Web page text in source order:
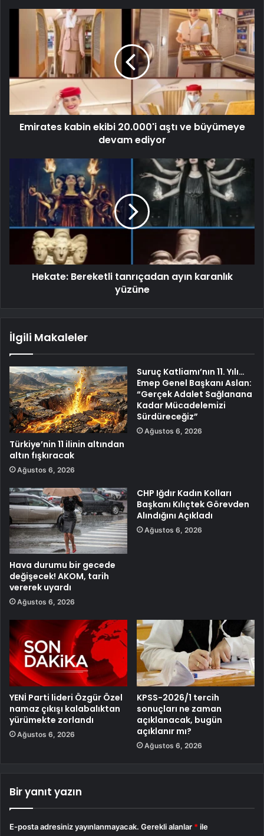
Emirates kabin ekibi 20.000'i aştı ve büyümeye
devam ediyor
Hekate: Bereketli tanrıçadan ayın karanlık
yüzüne
İlgili Makaleler
Türkiye’nin 11 ilinin altından
altın fışkıracak
Ağustos 6, 2026
Suruç Katliamı’nın 11. Yılı…
Emep Genel Başkanı Aslan:
“Gerçek Adalet Sağlanana
Kadar Mücadelemizi
Sürdüreceğiz”
Ağustos 6, 2026
Hava durumu bir gecede
değişecek! AKOM, tarih
vererek uyardı
Ağustos 6, 2026
CHP Iğdır Kadın Kolları
Başkanı Kılıçtek Görevden
Alındığını Açıkladı
Ağustos 6, 2026
YENİ Parti lideri Özgür Özel
namaz çıkışı kalabalıktan
yürümekte zorlandı
Ağustos 6, 2026
KPSS-2026/1 tercih
sonuçları ne zaman
açıklanacak, bugün
açıklanır mı?
Ağustos 6, 2026
Bir yanıt yazın
E-posta adresiniz yayınlanmayacak. Gerekli alanlar * ile